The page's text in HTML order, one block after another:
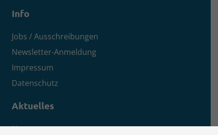
Info
Jobs / Ausschreibungen
Newsletter-Anmeldung
Impressum
Datenschutz
Aktuelles
News